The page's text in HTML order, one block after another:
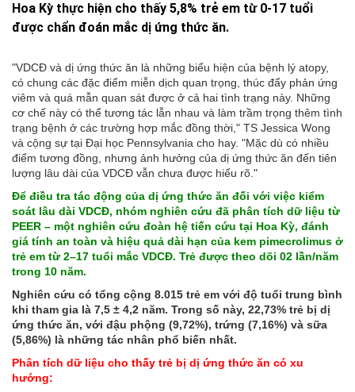
Hoa Kỳ thực hiện cho thấy 5,8% trẻ em từ 0-17 tuổi
được chẩn đoán mắc dị ứng thức ăn.
"VDCĐ và dị ứng thức ăn là những biểu hiện của bệnh lý atopy,
có chung các đặc điểm miễn dịch quan trọng, thúc đẩy phản ứng
viêm và quá mẫn quan sát được ở cả hai tình trạng này. Những
cơ chế này có thể tương tác lẫn nhau và làm trầm trọng thêm tình
trạng bệnh ở các trường hợp mắc đồng thời," TS Jessica Wong
và cộng sự tại Đại học Pennsylvania cho hay. "Mặc dù có nhiều
điểm tương đồng, nhưng ảnh hưởng của dị ứng thức ăn đến tiên
lượng lâu dài của VDCĐ vẫn chưa được hiểu rõ."
Để điều tra tác động của dị ứng thức ăn đối với việc kiểm
soát lâu dài VDCĐ, nhóm nghiên cứu đã phân tích dữ liệu từ
PEER – một nghiên cứu đoàn hệ tiến cứu tại Hoa Kỳ, đánh
giá tính an toàn và hiệu quả dài hạn của kem pimecrolimus ở
trẻ em từ 2–17 tuổi mắc VDCĐ. Trẻ được theo dõi 02 lần/năm
trong 10 năm.
Nghiên cứu có tổng cộng 8.015 trẻ em với độ tuổi trung bình
khi tham gia là 7,5 ± 4,2 năm. Trong số này, 22,73% trẻ bị dị
ứng thức ăn, với đậu phộng (9,72%), trứng (7,16%) và sữa
(5,86%) là những tác nhân phổ biến nhất.
Phân tích dữ liệu cho thấy trẻ bị dị ứng thức ăn có xu
hướng: